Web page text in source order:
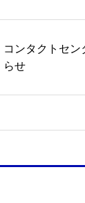
コンタクトセ
らせ